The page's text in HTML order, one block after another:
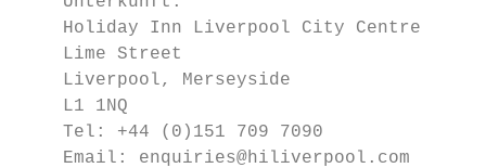
    Holiday Inn Liverpool City Centre
    Lime Street
    Liverpool, Merseyside
    L1 1NQ
    Tel: +44 (0)151 709 7090
    Email: enquiries@hiliverpool.com